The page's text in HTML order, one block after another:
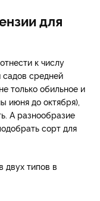
для
только обильное и
июня до октября),